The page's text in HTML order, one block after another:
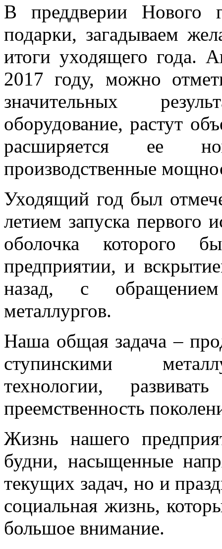
В преддверии Нового
подарки, загадываем
итоги уходящего года.
2017 году, можно
значительных
оборудование, растут
расширяется ее
производственные
Уходящий год был
летием запуска первого
оболочка которого
предприятии, и
назад, с
металлургов.
Наша общая задача –
ступинскими
технологии,
преемственность
Жизнь нашего
будни, насыщенные
текущих задач, но и
социальная жизнь,
большое внимание.